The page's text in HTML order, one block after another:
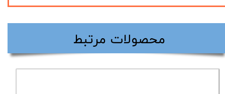
​محصولات مرتبط